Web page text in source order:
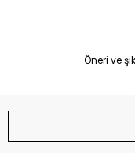
Öneri ve